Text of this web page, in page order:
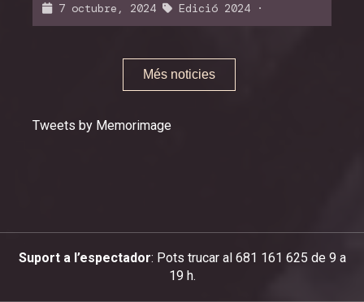
7 octubre, 2024 Edició 2024 ·
Més noticies
Tweets by Memorimage
Suport a l’espectador: Pots trucar al 681 161 625 de 9 a
19 h.